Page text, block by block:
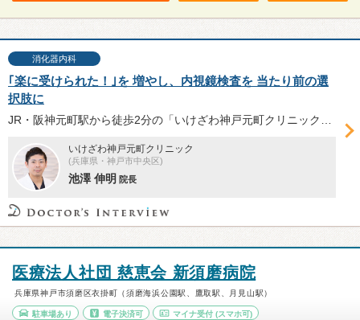
消化器内科
｢楽に受けられた！｣を 増やし、内視鏡検査を 当たり前の選
択肢に
いけざわ神戸元町クリニック
(兵庫県・神戸市中央区)
池澤 伸明 院長
医療法人社団 慈恵会 新須磨病院
兵庫県神戸市須磨区衣掛町（須磨海浜公園駅、鷹取駅、月見山駅）
駐車場あり 電子決済可 マイナ受付 (スマホ可)